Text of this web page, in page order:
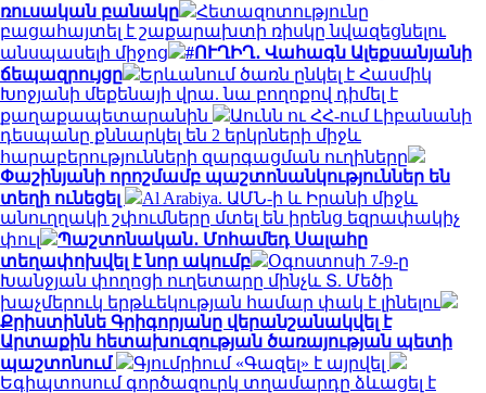
ռուսական բանակը
Հետազոտությունը
բացահայտել է շաքարախտի ռիսկը նվազեցնելու
անսպասելի միջոց
#ՈՒՂԻՂ․ Վահագն Ալեքսանյանի
ճեպազրույցը
Երևանում ծառն ընկել է Հասմիկ
Խոջյանի մեքենայի վրա. նա բողոքով դիմել է
քաղաքապետարանին
Աունն ու ՀՀ-ում Լիբանանի
դեսպանը քննարկել են 2 երկրների միջև
հարաբերությունների զարգացման ուղիները
Փաշինյանի որոշմամբ պաշտոնանկություններ են
տեղի ունեցել
Al Arabiya. ԱՄՆ-ի և Իրանի միջև
անուղղակի շփումները մտել են իրենց եզրափակիչ
փուլ
Պաշտոնական․ Մոհամեդ Սալահը
տեղափոխվել է նոր ակումբ
Օգոստոսի 7-9-ը
Խանջյան փողոցի ուղետարը մինչև Տ. Մեծի
խաչմերուկ երթևեկության համար փակ է լինելու
Քրիստիննե Գրիգորյանը վերանշանակվել է
Արտաքին հետախուզության ծառայության պետի
պաշտոնում
Գյումրիում «Գազել» է այրվել
Եգիպտոսում գործազուրկ տղամարդը ձևացել է